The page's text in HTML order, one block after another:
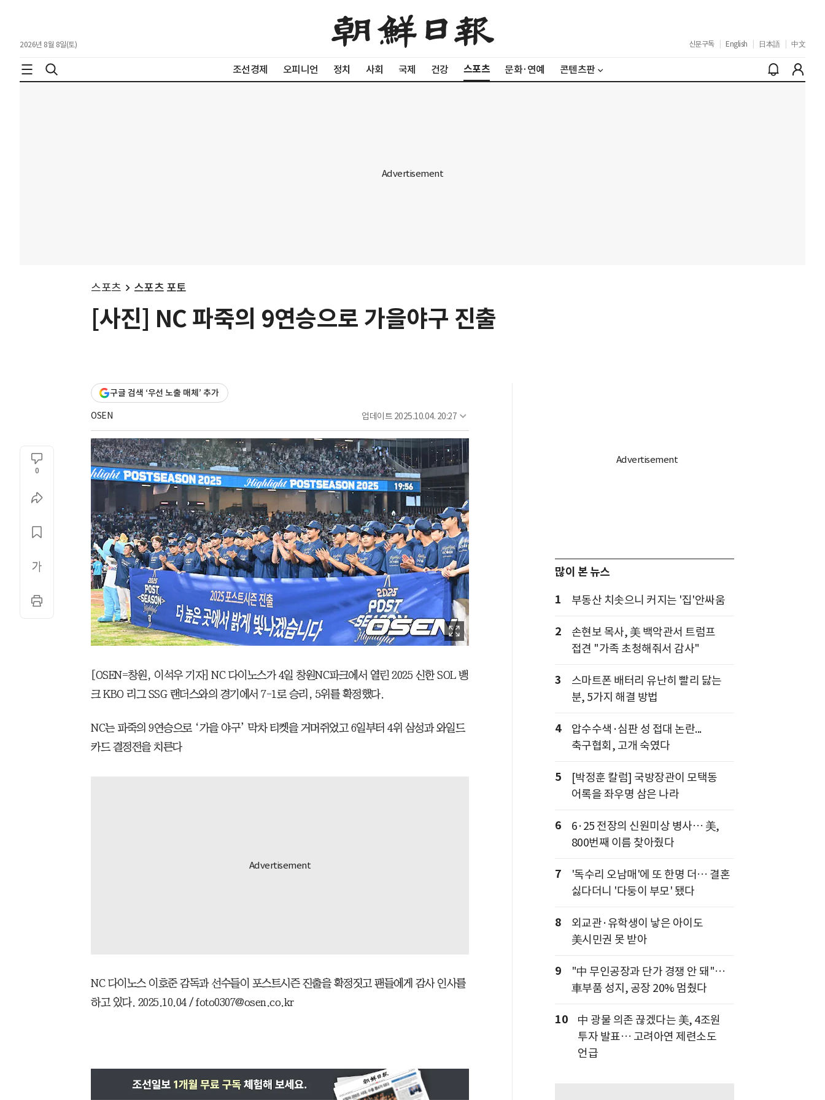
2026년 8월 8일(토) 신문구독 English 日本語 中文
조선경제 오피니언 정치 사회 국제 건강 스포츠 문화·연예 콘텐츠판
스포츠 스포츠 포토
[사진] NC 파죽의 9연승으로 가을야구 진출
구글 검색 ‘우선 노출 매체’ 추가
OSEN 업데이트 2025.10.04. 20:27
0
[OSEN=창원, 이석우 기자] NC 다이노스가 4일 창원NC파크에서 열린 2025 신한 SOL 뱅
크 KBO 리그 SSG 랜더스와의 경기에서 7-1로 승리, 5위를 확정했다.
NC는 파죽의 9연승으로 ‘가을 야구’ 막차 티켓을 거머쥐었고 6일부터 4위 삼성과 와일드
카드 결정전을 치른다
NC 다이노스 이호준 감독과 선수들이 포스트시즌 진출을 확정짓고 팬들에게 감사 인사를
하고 있다. 2025.10.04 / foto0307@osen.co.kr
많이 본 뉴스
1
부동산 치솟으니 커지는 '집'안싸움
2
손현보 목사, 美 백악관서 트럼프
접견 "가족 초청해줘서 감사"
3
스마트폰 배터리 유난히 빨리 닳는
분, 5가지 해결 방법
4
압수수색·심판 성 접대 논란...
축구협회, 고개 숙였다
5
[박정훈 칼럼] 국방장관이 모택동
어록을 좌우명 삼은 나라
6
6·25 전장의 신원미상 병사… 美,
800번째 이름 찾아줬다
7
'독수리 오남매'에 또 한명 더… 결혼
싫다더니 '다둥이 부모' 됐다
8
외교관·유학생이 낳은 아이도
美시민권 못 받아
9
"中 무인공장과 단가 경쟁 안 돼"…
車부품 성지, 공장 20% 멈췄다
10
中 광물 의존 끊겠다는 美, 4조원
투자 발표… 고려아연 제련소도
언급